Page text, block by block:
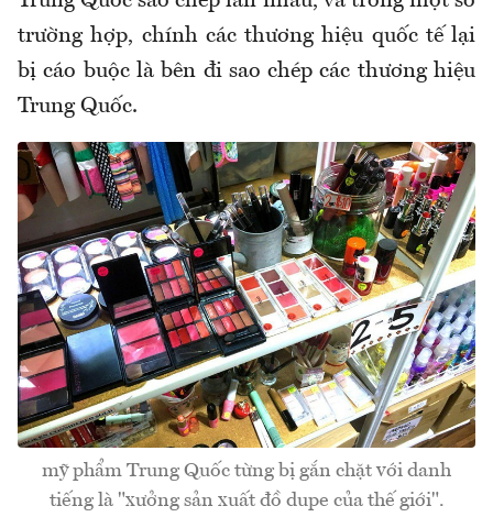
trường hợp, chính các thương hiệu quốc tế lại
bị cáo buộc là bên đi sao chép các thương hiệu
Trung Quốc.
mỹ phẩm Trung Quốc từng bị gắn chặt với danh
tiếng là "xưởng sản xuất đồ dupe của thế giới".